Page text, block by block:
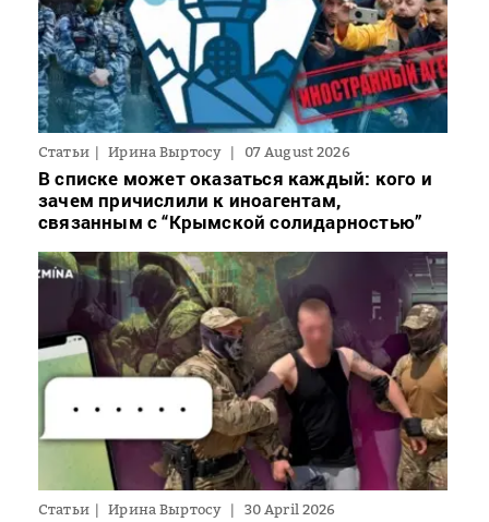
Статьи Ирина Выртосу 07 August 2026
В списке может оказаться каждый: кого и
зачем причислили к иноагентам,
связанным с “Крымской солидарностью”
Статьи Ирина Выртосу 30 April 2026